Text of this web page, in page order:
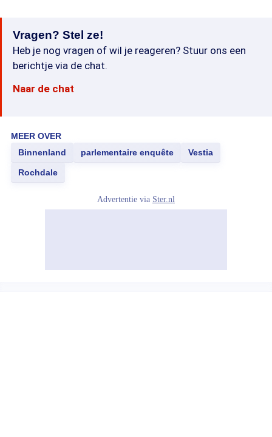
Vragen? Stel ze!
Heb je nog vragen of wil je reageren? Stuur ons een
berichtje via de chat.
Naar de chat
MEER OVER
Binnenland
parlementaire enquête Vestia
Rochdale
Advertentie via Ster.nl